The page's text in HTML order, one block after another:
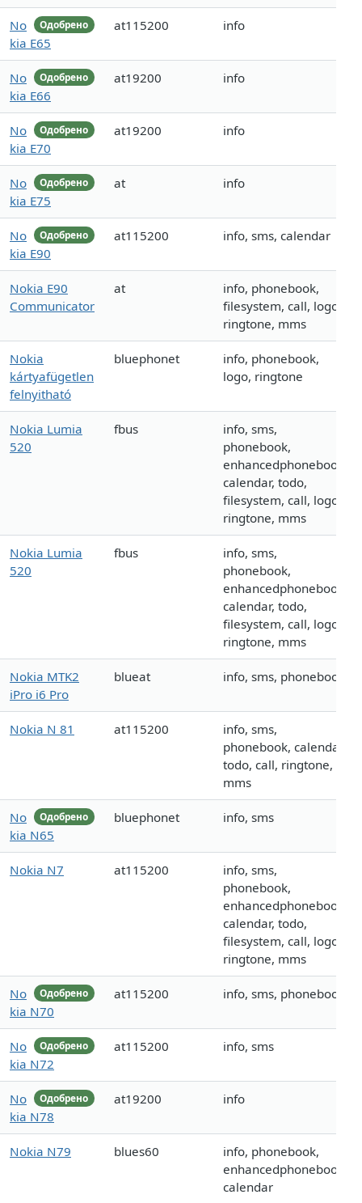
Одобрено
No
kia E65
at115200 info
Одобрено
No
kia E66
at19200 info
Одобрено
No
kia E70
at19200 info
Одобрено
No
kia E75
at info
Одобрено
No
kia E90
at115200 info, sms, calendar
Nokia E90
Communicator
at
info, phonebook,
filesystem, call, logo,
ringtone, mms
Nokia
kártyafügetlen
felnyitható
bluephonet
info, phonebook,
logo, ringtone
Nokia Lumia
520
fbus
info, sms,
phonebook,
enhancedphonebook,
calendar, todo,
filesystem, call, logo,
ringtone, mms
Nokia Lumia
520
fbus
info, sms,
phonebook,
enhancedphonebook,
calendar, todo,
filesystem, call, logo,
ringtone, mms
Nokia MTK2
iPro i6 Pro
blueat info, sms, phonebook
Nokia N 81 at115200
info, sms,
phonebook, calendar,
todo, call, ringtone,
mms
Одобрено
No
kia N65
bluephonet info, sms
Nokia N7 at115200
info, sms,
phonebook,
enhancedphonebook,
calendar, todo,
filesystem, call, logo,
ringtone, mms
Одобрено
No
kia N70
at115200 info, sms, phonebook
Одобрено
No
kia N72
at115200 info, sms
Одобрено
No
kia N78
at19200 info
Nokia N79 blues60
info, phonebook,
enhancedphonebook,
calendar